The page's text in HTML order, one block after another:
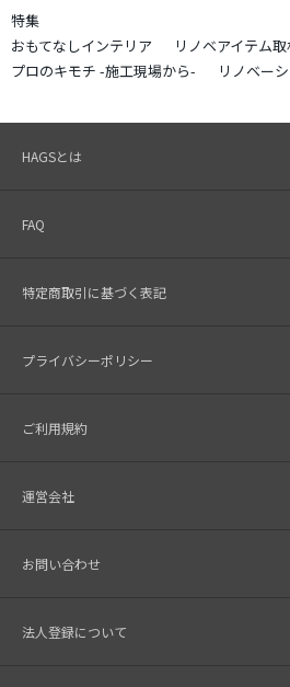
特集
おもてなしインテリア
リノベアイテム
プロのキモチ -施工現場から-
リノベー
HAGSとは
FAQ
特定商取引に基づく表記
プライバシーポリシー
ご利用規約
運営会社
お問い合わせ
法人登録について